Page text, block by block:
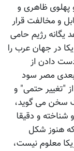
پهلوی ظاهری و
و مخالفت قرار
یگانه رژیم حامی
در جهان عرب را
دادن از
بعدی مصر سود
"تغییر حتمی" و
سخن می گوید،
و دقیقا
هنوز شکل
معلوم نیست،